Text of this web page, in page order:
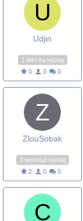
Udjin
1 месяц назад
0
0 0
ZlouSobak
3 месяца назад
2
0 0